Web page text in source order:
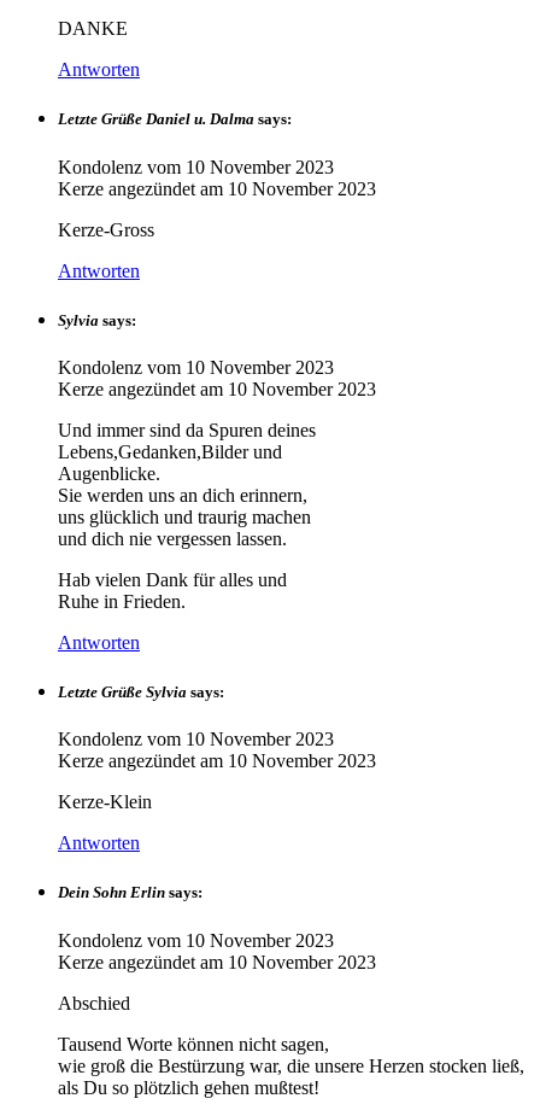
DANKE
Antworten
Letzte Grüße Daniel u. Dalma says:
Kondolenz vom 10 November 2023
Kerze angezündet am 10 November 2023
Kerze-Gross
Antworten
Sylvia says:
Kondolenz vom 10 November 2023
Kerze angezündet am 10 November 2023
Und immer sind da Spuren deines
Lebens,Gedanken,Bilder und
Augenblicke.
Sie werden uns an dich erinnern,
uns glücklich und traurig machen
und dich nie vergessen lassen.
Hab vielen Dank für alles und
Ruhe in Frieden.
Antworten
Letzte Grüße Sylvia says:
Kondolenz vom 10 November 2023
Kerze angezündet am 10 November 2023
Kerze-Klein
Antworten
Dein Sohn Erlin says:
Kondolenz vom 10 November 2023
Kerze angezündet am 10 November 2023
Abschied
Tausend Worte können nicht sagen,
wie groß die Bestürzung war, die unsere Herzen stocken ließ,
als Du so plötzlich gehen mußtest!